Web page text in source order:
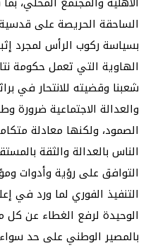
الساحقة الحريصة على قدسية
بسياسة ركوب الرأس لمجرد
الهاوية التي تعمل حكومة
شعبنا وقضيته للانتحار في
والعدالة الاجتماعية ضرورة
الصمود، ولكنها معادلة
الناس بالعدالة والثقة
التوافق على رؤية وأدوات
التنفيذ الفوري لما ورد في
الوحيدة لرفع الغطاء عن كل
بالمصير الوطني على حد